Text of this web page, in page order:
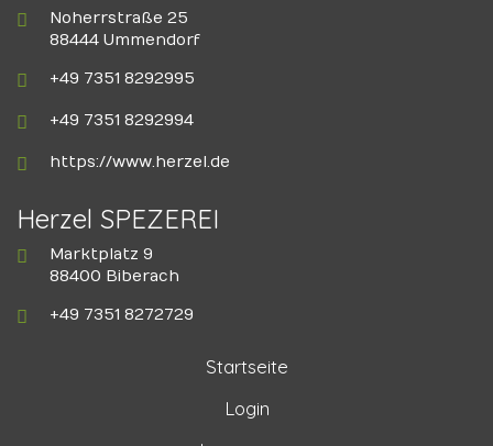
Noherrstraße 25
88444 Ummendorf
+49 7351 8292995
+49 7351 8292994
https://www.herzel.de
Herzel SPEZEREI
Marktplatz 9
88400 Biberach
+49 7351 8272729
Startseite
Login